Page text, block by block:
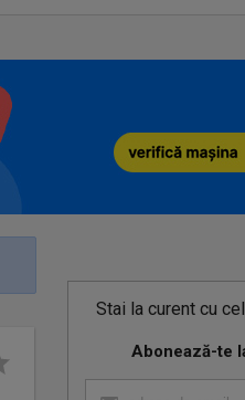
Stai la curent cu
Abonează-te